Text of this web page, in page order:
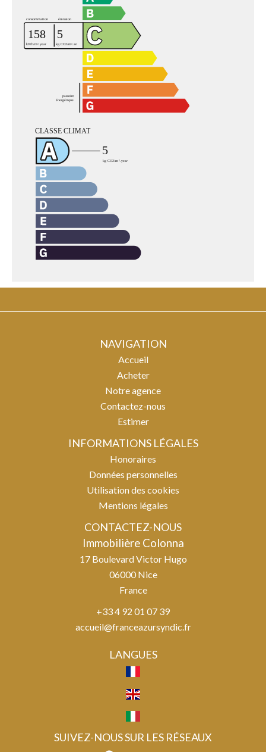
NAVIGATION
Accueil
Acheter
Notre agence
Contactez-nous
Estimer
INFORMATIONS LÉGALES
Honoraires
Données personnelles
Utilisation des cookies
Mentions légales
CONTACTEZ-NOUS
Immobilière Colonna
17 Boulevard Victor Hugo
06000Nice
France
+33 4 92 01 07 39
accueil@franceazursyndic.fr
LANGUES
SUIVEZ-NOUS SUR LES RÉSEAUX